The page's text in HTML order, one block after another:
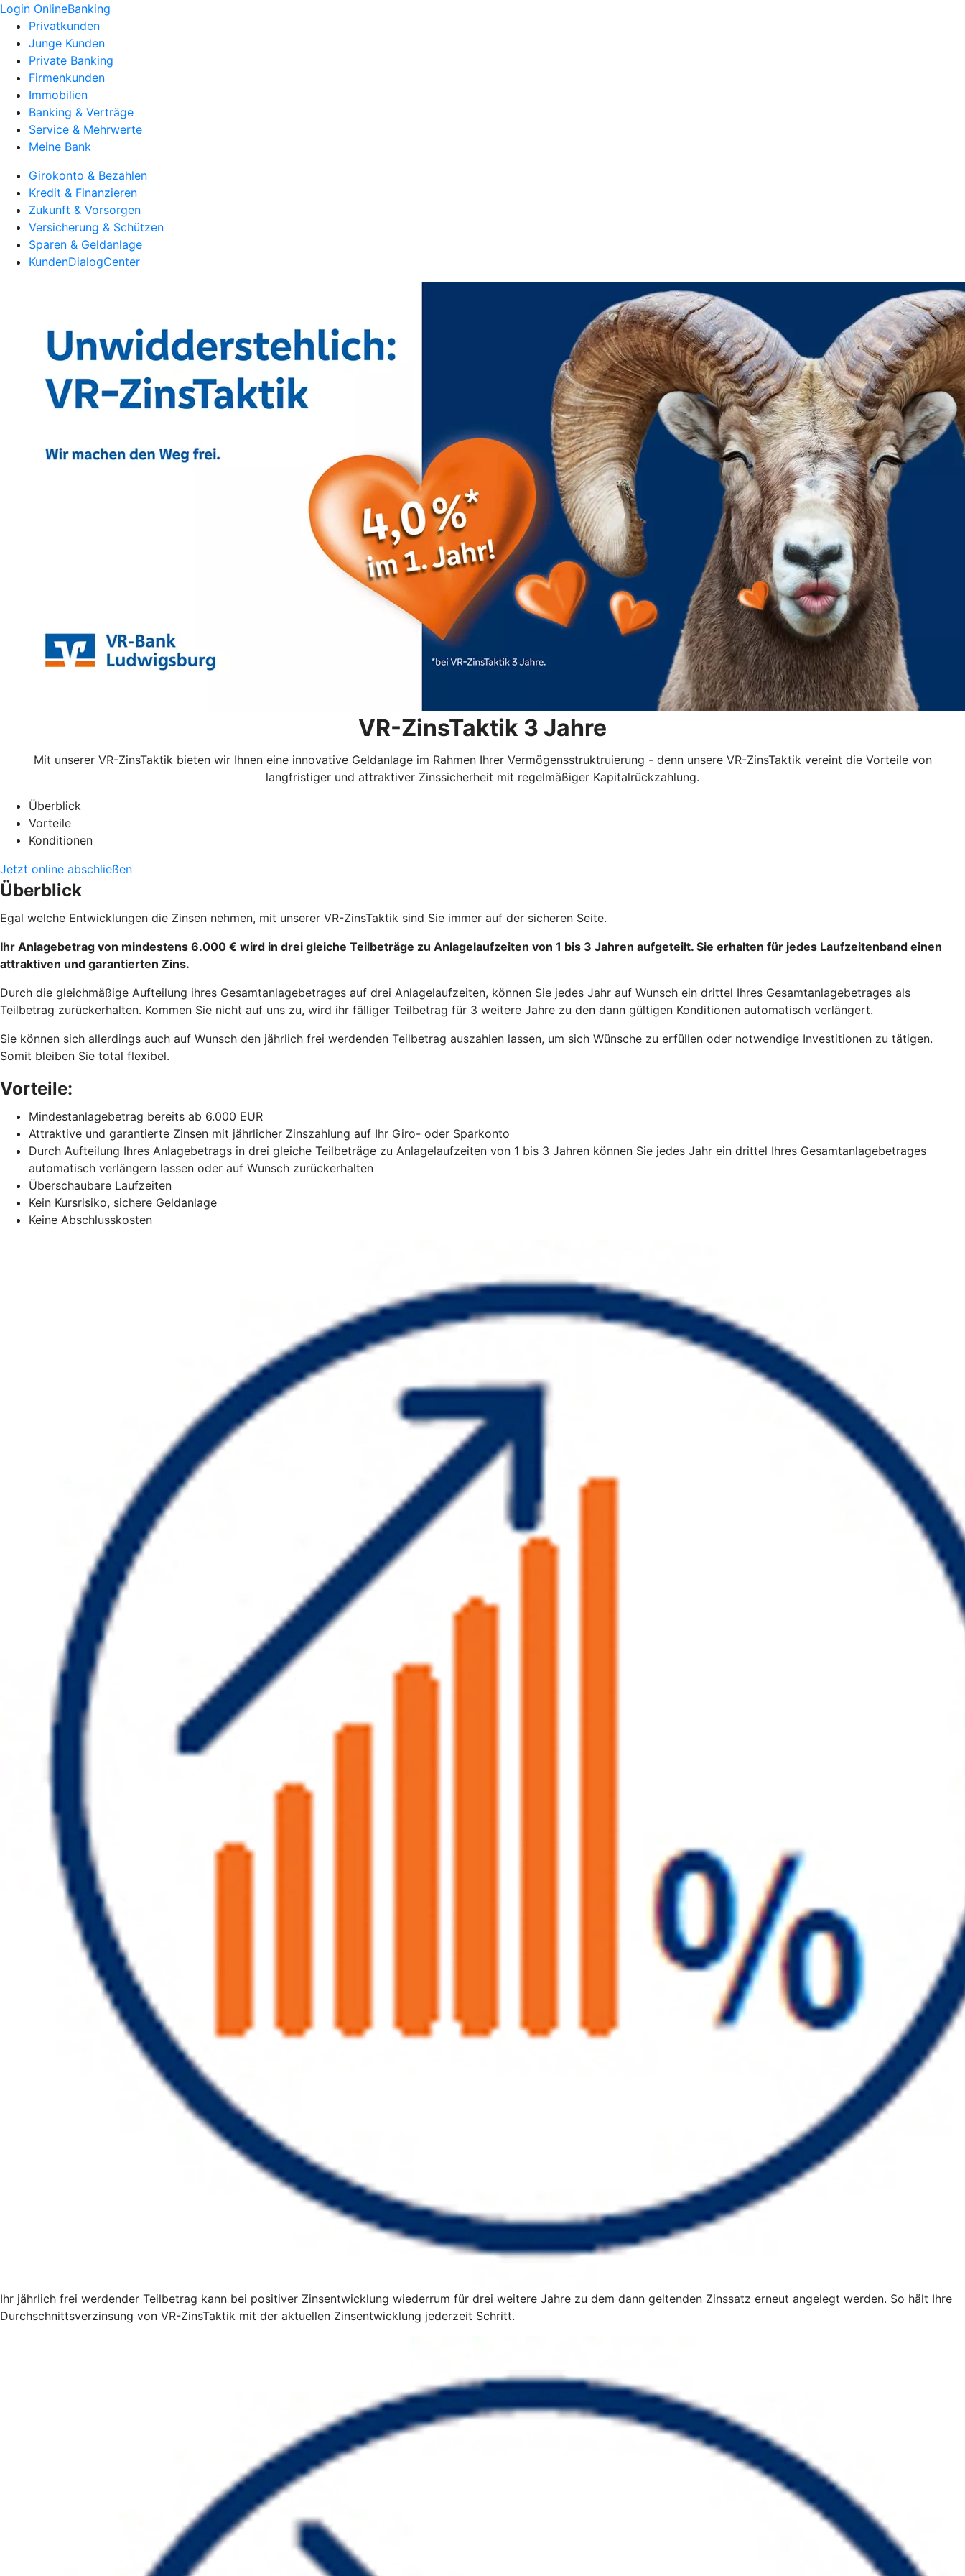
Login OnlineBanking
Privatkunden
Junge Kunden
Private Banking
Firmenkunden
Immobilien
Banking & Verträge
Service & Mehrwerte
Meine Bank
Girokonto & Bezahlen
Kredit & Finanzieren
Zukunft & Vorsorgen
Versicherung & Schützen
Sparen & Geldanlage
KundenDialogCenter
VR-ZinsTaktik 3 Jahre
Mit unserer VR-ZinsTaktik bieten wir Ihnen eine innovative Geldanlage im Rahmen Ihrer Vermögensstruktruierung - denn unsere VR-ZinsTaktik vereint die Vorteile von
langfristiger und attraktiver Zinssicherheit mit regelmäßiger Kapitalrückzahlung.
Überblick
Vorteile
Konditionen
Jetzt online abschließen
Überblick
Egal welche Entwicklungen die Zinsen nehmen, mit unserer VR-ZinsTaktik sind Sie immer auf der sicheren Seite.
Ihr Anlagebetrag von mindestens 6.000 € wird in drei gleiche Teilbeträge zu Anlagelaufzeiten von 1 bis 3 Jahren aufgeteilt. Sie erhalten für jedes Laufzeitenband einen
attraktiven und garantierten Zins.
Durch die gleichmäßige Aufteilung ihres Gesamtanlagebetrages auf drei Anlagelaufzeiten, können Sie jedes Jahr auf Wunsch ein drittel Ihres Gesamtanlagebetrages als
Teilbetrag zurückerhalten. Kommen Sie nicht auf uns zu, wird ihr fälliger Teilbetrag für 3 weitere Jahre zu den dann gültigen Konditionen automatisch verlängert.
Sie können sich allerdings auch auf Wunsch den jährlich frei werdenden Teilbetrag auszahlen lassen, um sich Wünsche zu erfüllen oder notwendige Investitionen zu tätigen.
Somit bleiben Sie total flexibel.
Vorteile:
Mindestanlagebetrag bereits ab 6.000 EUR
Attraktive und garantierte Zinsen mit jährlicher Zinszahlung auf Ihr Giro- oder Sparkonto
Durch Aufteilung Ihres Anlagebetrags in drei gleiche Teilbeträge zu Anlagelaufzeiten von 1 bis 3 Jahren können Sie jedes Jahr ein drittel Ihres Gesamtanlagebetrages
automatisch verlängern lassen oder auf Wunsch zurückerhalten
Überschaubare Laufzeiten
Kein Kursrisiko, sichere Geldanlage
Keine Abschlusskosten
Ihr jährlich frei werdender Teilbetrag kann bei positiver Zinsentwicklung wiederrum für drei weitere Jahre zu dem dann geltenden Zinssatz erneut angelegt werden. So hält Ihre
Durchschnittsverzinsung von VR-ZinsTaktik mit der aktuellen Zinsentwicklung jederzeit Schritt.